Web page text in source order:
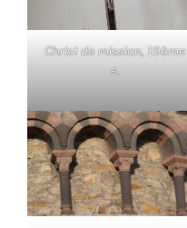
Christ de mission, 19ème
s.